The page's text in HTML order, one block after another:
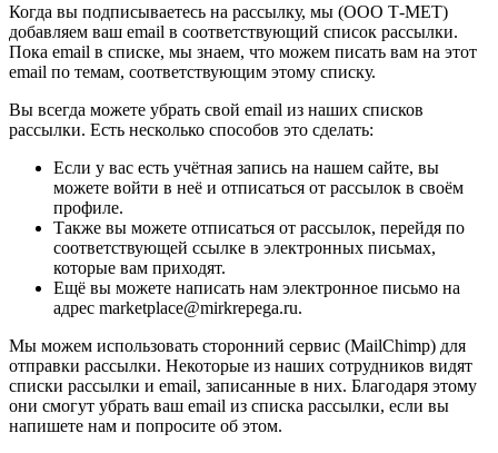
Когда вы подписываетесь на рассылку, мы (ООО Т-МЕТ)
добавляем ваш email в соответствующий список рассылки.
Пока email в списке, мы знаем, что можем писать вам на этот
email по темам, соответствующим этому списку.
Вы всегда можете убрать свой email из наших списков
рассылки. Есть несколько способов это сделать:
Если у вас есть учётная запись на нашем сайте, вы
можете войти в неё и отписаться от рассылок в своём
профиле.
Также вы можете отписаться от рассылок, перейдя по
соответствующей ссылке в электронных письмах,
которые вам приходят.
Ещё вы можете написать нам электронное письмо на
адрес marketplace@mirkrepega.ru.
Мы можем использовать сторонний сервис (MailChimp) для
отправки рассылки. Некоторые из наших сотрудников видят
списки рассылки и email, записанные в них. Благодаря этому
они смогут убрать ваш email из списка рассылки, если вы
напишете нам и попросите об этом.